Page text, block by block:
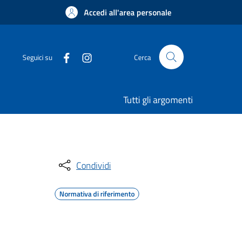
Accedi all'area personale
Seguici su Cerca
Tutti gli argomenti
Condividi
Normativa di riferimento